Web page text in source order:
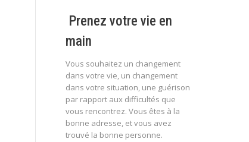
Prenez votre vie en
main
Vous souhaitez un changement
dans votre vie, un changement
dans votre situation, une guérison
par rapport aux difficultés que
vous rencontrez. Vous êtes à la
bonne adresse, et vous avez
trouvé la bonne personne.